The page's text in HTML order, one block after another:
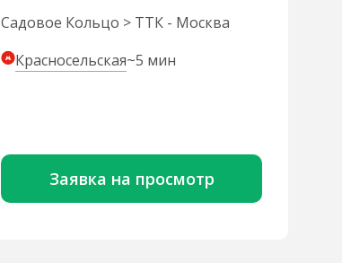
Садовое Кольцо > ТТК - Москва
Красносельская~5 мин
Заявка на просмотр